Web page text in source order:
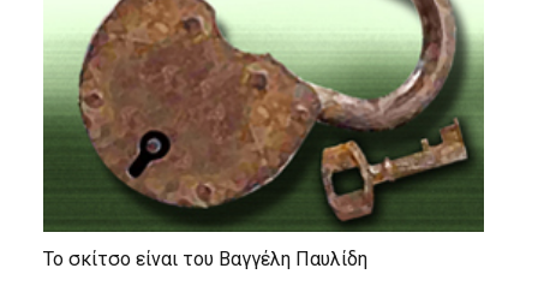
Το σκίτσο είναι του Βαγγέλη Παυλίδη